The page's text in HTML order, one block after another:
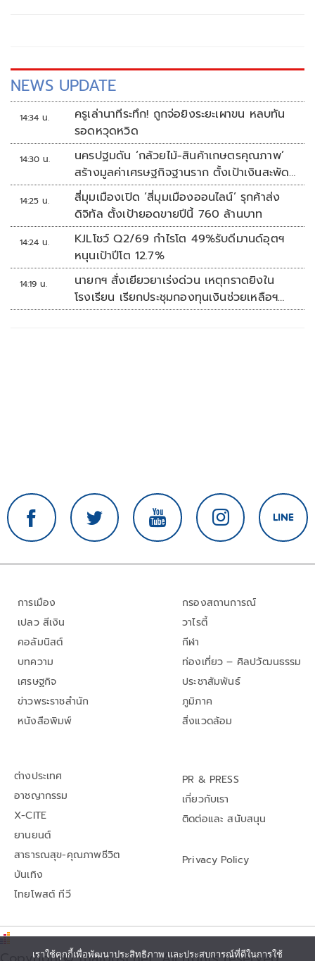
NEWS UPDATE
14:34 น.
ครูเล่านาทีระทึก! ถูกจ่อยิงระยะเผาขน หลบทัน
รอดหวุดหวิด
14:30 น.
นครปฐมดัน ‘กล้วยไม้-สินค้าเกษตรคุณภาพ’
สร้างมูลค่าเศรษฐกิจฐานราก ตั้งเป้าเงินสะพัด
10 ล้านบาท
14:25 น.
สี่มุมเมืองเปิด ‘สี่มุมเมืองออนไลน์’ รุกค้าส่ง
ดิจิทัล ตั้งเป้ายอดขายปีนี้ 760 ล้านบาท
14:24 น.
KJLโชว์ Q2/69 กำไรโต 49%รับดีมานด์อุตฯ
หนุนเป้าปีโต 12.7%
14:19 น.
นายกฯ สั่งเยียวยาเร่งด่วน เหตุกราดยิงใน
โรงเรียน เรียกประชุมกองทุนเงินช่วยเหลือฯ
ทันที
การเมือง
เปลว สีเงิน
คอลัมนิสต์
บทความ
เศรษฐกิจ
ข่าวพระราชสำนัก
หนังสือพิมพ์
กรองสถานการณ์
วาไรตี้
กีฬา
ท่องเที่ยว – ศิลปวัฒนธรรม
ประชาสัมพันธ์
ภูมิภาค
สิ่งแวดล้อม
ต่างประเทศ
อาชญากรรม
X-CITE
ยานยนต์
สาธารณสุข-คุณภาพชีวิต
บันเทิง
ไทยโพสต์ ทีวี
PR & PRESS
เกี่ยวกับเรา
ติดต่อและ สนับสนุน
Privacy Policy
เราใช้คุกกี้เพื่อพัฒนาประสิทธิภาพ และประสบการณ์ที่ดีในการใช้